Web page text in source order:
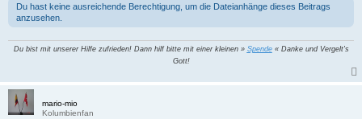
Du hast keine ausreichende Berechtigung, um die Dateianhänge dieses Beitrags
anzusehen.
Du bist mit unserer Hilfe zufrieden! Dann hilf bitte mit einer kleinen » Spende« Danke und Vergelt's
Gott!
mario-mio
Kolumbienfan